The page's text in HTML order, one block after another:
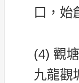
口，始
(4) 觀
九龍觀